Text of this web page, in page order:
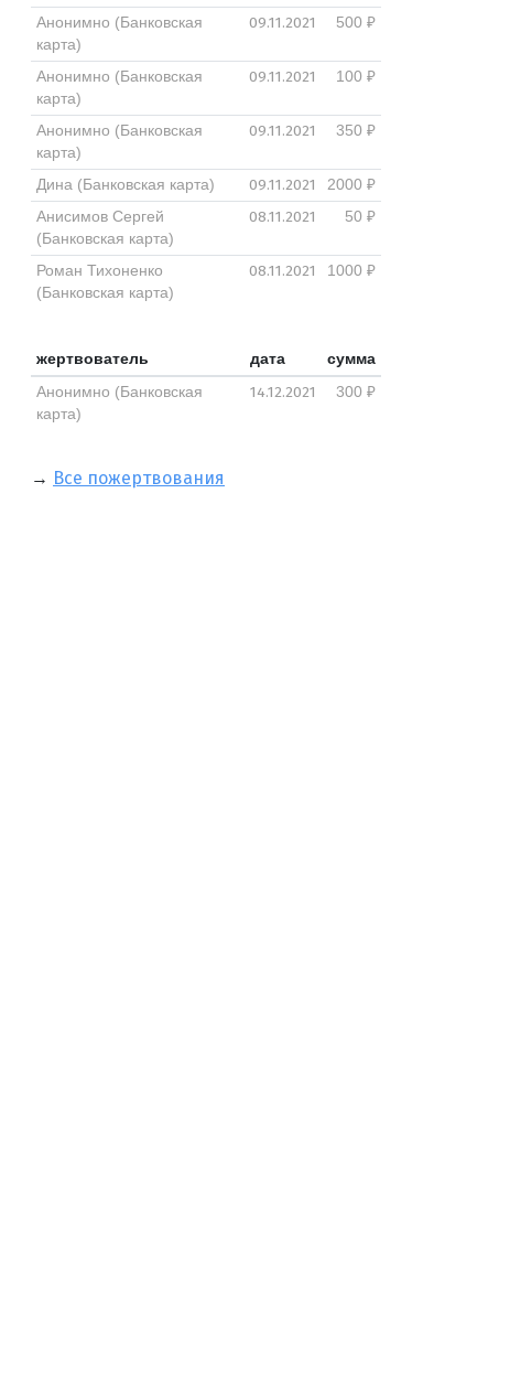
Анонимно (Банковская
карта)
09.11.2021 500 ₽
Анонимно (Банковская
карта)
09.11.2021 100 ₽
Анонимно (Банковская
карта)
09.11.2021 350 ₽
Дина (Банковская карта) 09.11.2021
2000 ₽
Анисимов Сергей
(Банковская карта)
08.11.2021 50 ₽
Роман Тихоненко
(Банковская карта)
08.11.2021 1000 ₽
жертвователь дата
сумма
Анонимно (Банковская
карта)
14.12.2021 300 ₽
→ Все пожертвования